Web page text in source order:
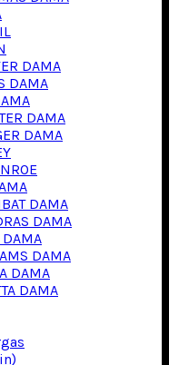
DAMA
DAMA
DAMA
DAMA
DAMA
DAMA
DAMA
DAMA
DAMA
DAMA